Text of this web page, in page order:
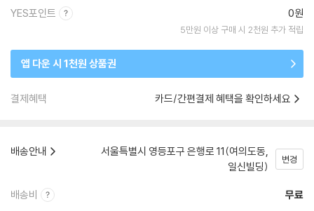
YES포인트 0원
5만원 이상 구매 시 2천원 추가 적립
앱 다운 시 1천원 상품권
결제혜택 카드/간편결제 혜택을 확인하세요
배송안내
서울특별시 영등포구 은행로 11(여의도동,
일신빌딩)
변경
배송비 무료